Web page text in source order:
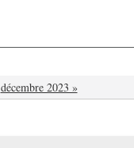
décembre 2023 »